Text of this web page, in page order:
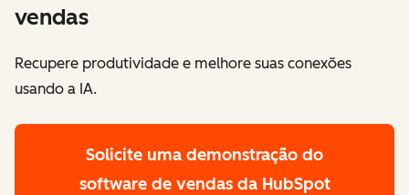
vendas
Recupere produtividade e melhore suas conexões
usando a IA.
Solicite uma demonstração do
software de vendas da HubSpot